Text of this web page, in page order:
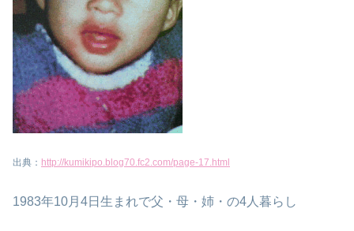
出典： http://kumikipo.blog70.fc2.com/page-17.html
1983年10月4日生まれで父・母・姉・の4人暮らし